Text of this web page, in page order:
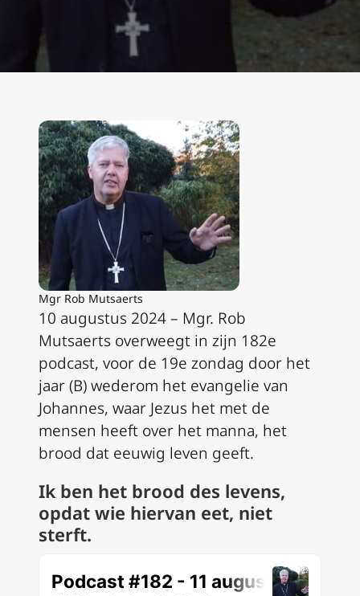
Mgr Rob Mutsaerts
10 augustus 2024 – Mgr. Rob
Mutsaerts overweegt in zijn 182e
podcast, voor de 19e zondag door het
jaar (B) wederom het evangelie van
Johannes, waar Jezus het met de
mensen heeft over het manna, het
brood dat eeuwig leven geeft.
Ik ben het brood des levens,
opdat wie hiervan eet, niet
sterft.